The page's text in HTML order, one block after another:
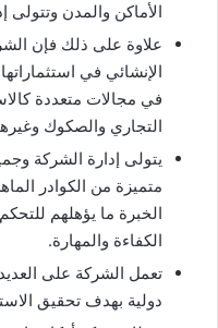
الأماكن والمدن وتتولى
علاوة على ذلك فإن
الإنشائي في
في مجالات متعددة
التجاري والصكوك
يتولى إدارة الشركة
متميزة من الكوادر
الخبرة ما يؤهلهم
الكفاءة والمهارة.
تعمل الشركة على
دولية بهدف تحقيق